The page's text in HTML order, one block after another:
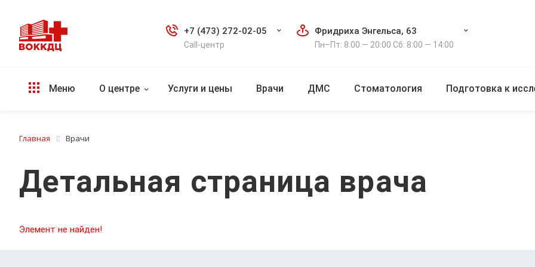
+7 (473) 272-02-05
Call-центр
Фридриха Энгельса, 63
Пн–Пт: 8:00 — 20:00 Сб: 8:00 — 14:00
Меню О центре Услуги и цены Врачи ДМС Стоматология Подготовка к
Главная Врачи
Детальная страница врача
Элемент не найден!